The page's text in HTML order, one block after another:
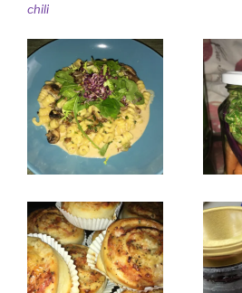
chili